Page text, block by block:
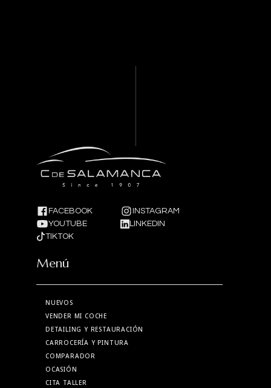
FACEBOOK
INSTAGRAM
YOUTUBE
LINKEDIN
TIKTOK
Menú
NUEVOS
VENDER MI COCHE
DETAILING Y RESTAURACIÓN
CARROCERÍA Y PINTURA
COMPARADOR
OCASIÓN
CITA TALLER